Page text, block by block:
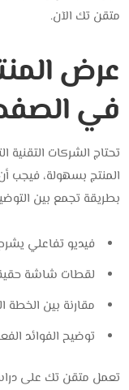
متقن تك الآن.
في
المنتج بسهولة، فيجب
بطريقة تجمع بين
فيديو تفاعلي
لقطات شاشة
مقارنة بين الخطة
توضيح الفوائد
تعمل متقن تك على